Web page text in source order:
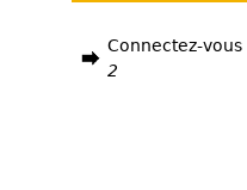
Connectez-
2